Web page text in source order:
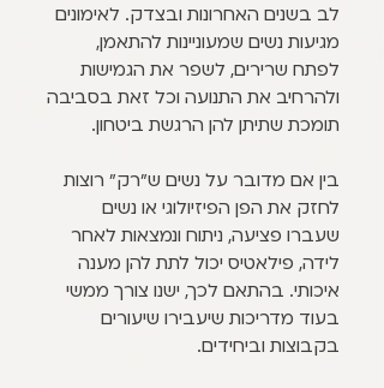
לב בשנים האחרונות ובצדק. לאימונים
מגיעות נשים שמעוניינות להתאמן,
לפתח שרירים, לשפר את הגמישות
ולהרחיב את התנועה וכל זאת בסביבה
תומכת שתיתן להן הרגשת ביטחון.
בין אם מדובר על נשים ש״רק״ רוצות
לחזק את הפן הפיזיולוגי או נשים
שעברו פציעה, ניתוח ונמצאות לאחר
לידה, פילאטיס יכול לתת להן מענה
איכותי. בהתאם לכך, ישנו צורך ממשי
בעוד מדריכות שיעבירו שיעורים
בקבוצות וביחידים.